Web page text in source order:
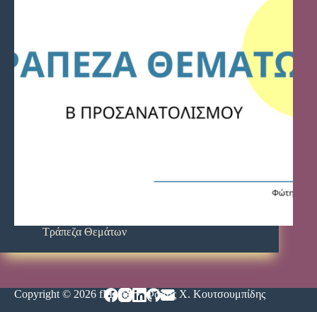
Τράπεζα Θεμάτων
Copyright © 2026 fMaths • Φώτης Χ. Κουτσουμπίδης